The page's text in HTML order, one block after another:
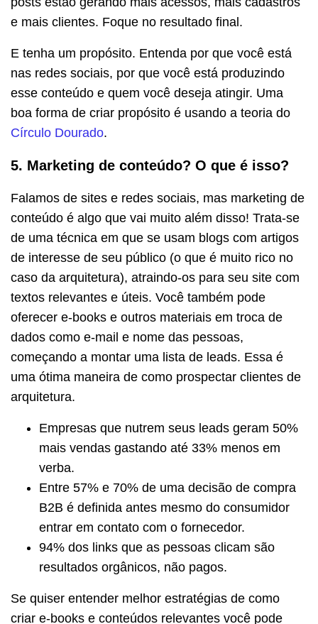
e mais clientes. Foque no resultado final.
E tenha um propósito. Entenda por que você está
nas redes sociais, por que você está produzindo
esse conteúdo e quem você deseja atingir. Uma
boa forma de criar propósito é usando a teoria do
Círculo Dourado.
5. Marketing de conteúdo? O que é isso?
Falamos de sites e redes sociais, mas marketing de
conteúdo é algo que vai muito além disso! Trata-se
de uma técnica em que se usam blogs com artigos
de interesse de seu público (o que é muito rico no
caso da arquitetura), atraindo-os para seu site com
textos relevantes e úteis. Você também pode
oferecer e-books e outros materiais em troca de
dados como e-mail e nome das pessoas,
começando a montar uma lista de leads. Essa é
uma ótima maneira de como prospectar clientes de
arquitetura.
Empresas que nutrem seus leads geram 50%
mais vendas gastando até 33% menos em
verba.
Entre 57% e 70% de uma decisão de compra
B2B é definida antes mesmo do consumidor
entrar em contato com o fornecedor.
94% dos links que as pessoas clicam são
resultados orgânicos, não pagos.
Se quiser entender melhor estratégias de como
criar e-books e conteúdos relevantes você pode